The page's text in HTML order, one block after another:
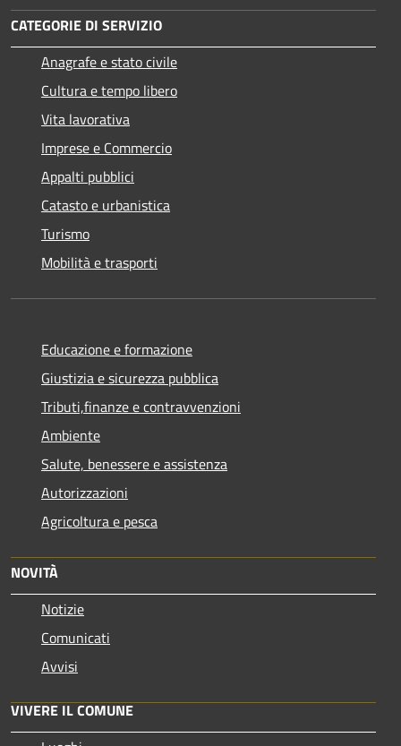
CATEGORIE DI SERVIZIO
Anagrafe e stato civile
Cultura e tempo libero
Vita lavorativa
Imprese e Commercio
Appalti pubblici
Catasto e urbanistica
Turismo
Mobilità e trasporti
Educazione e formazione
Giustizia e sicurezza pubblica
Tributi,finanze e contravvenzioni
Ambiente
Salute, benessere e assistenza
Autorizzazioni
Agricoltura e pesca
NOVITÀ
Notizie
Comunicati
Avvisi
VIVERE IL COMUNE